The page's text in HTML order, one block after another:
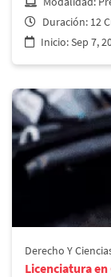
Duración: 12
Inicio:Sep 7,
Derecho y
Licenciatura
Derecho Y
Licenciatura